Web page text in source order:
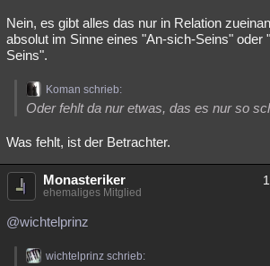
Nein, es gibt alles das nur in Relation
absolut im Sinne eines "An-sich-Seins" oder
Seins".
Koman schrieb:
Oder fehlt da nur etwas, das es nur so
Was fehlt, ist der Betrachter.
Monasteriker
ehemaliges Mitglied
@wichtelprinz
wichtelprinz schrieb: